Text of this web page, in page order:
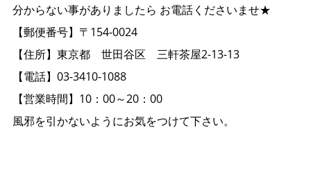
分からない事がありましたら お電話くださいませ★
【郵便番号】〒154-0024
【住所】東京都 世田谷区 三軒茶屋2-13-13
【電話】03-3410-1088
【営業時間】10：00～20：00
風邪を引かないようにお気をつけて下さい。